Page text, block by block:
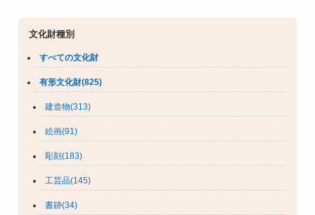
文化財種別
すべての文化財
有形文化財(825)
建造物(313)
絵画(91)
彫刻(183)
工芸品(145)
書跡(34)